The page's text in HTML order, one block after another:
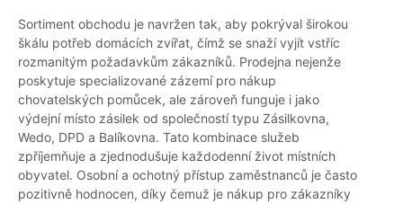
Sortiment obchodu je navržen tak, aby pokrýval širokou
škálu potřeb domácích zvířat, čímž se snaží vyjít vstříc
rozmanitým požadavkům zákazníků. Prodejna nejenže
poskytuje specializované zázemí pro nákup
chovatelských pomůcek, ale zároveň funguje i jako
výdejní místo zásilek od společností typu Zásilkovna,
Wedo, DPD a Balíkovna. Tato kombinace služeb
zpříjemňuje a zjednodušuje každodenní život místních
obyvatel. Osobní a ochotný přístup zaměstnanců je často
pozitivně hodnocen, díky čemuž je nákup pro zákazníky